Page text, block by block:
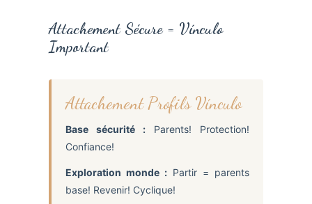
Attachement Sécure = Vínculo
Important
Attachement Profils Vínculo
Base sécurité : Parents! Protection!
Confiance!
Exploration monde : Partir = parents
base! Revenir! Cyclique!